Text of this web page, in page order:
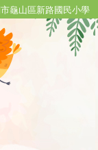
龜山區新路國民小學